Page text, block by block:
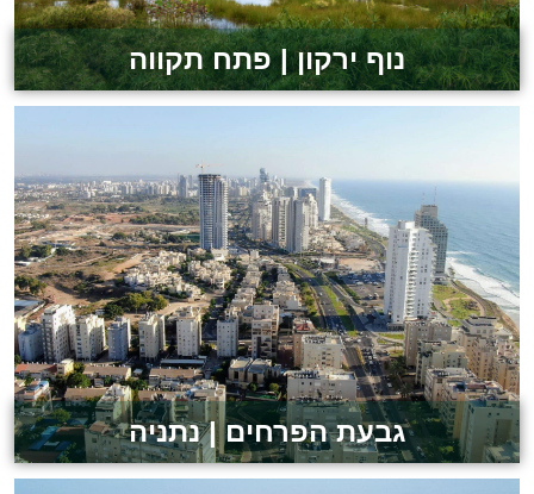
נוף ירקון | פתח תקווה
גבעת הפרחים | נתניה
לצפייה בפרויקט